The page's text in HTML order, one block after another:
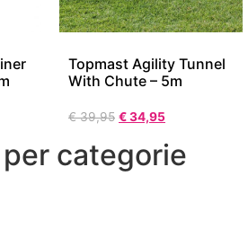
Topmast Agility Tunnel
With Chute – 5m
€39,95 €34,95
categorie